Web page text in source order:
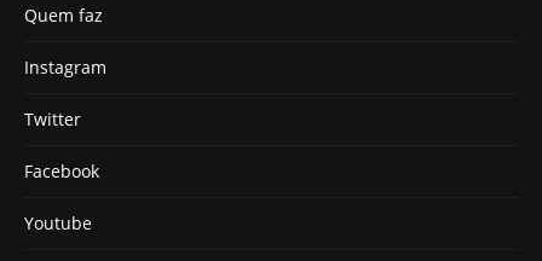
Quem faz
Instagram
Twitter
Facebook
Youtube